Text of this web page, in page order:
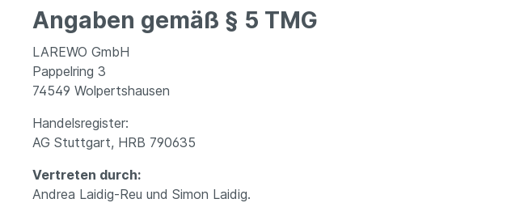
Hohenlohe schmeckt!
Angaben gemäß § 5 TMG
LAREWO GmbH
Pappelring 3
74549 Wolpertshausen
Handelsregister:
AG Stuttgart, HRB 790635
Vertreten durch:
Andrea Laidig-Reu und Simon Laidig.